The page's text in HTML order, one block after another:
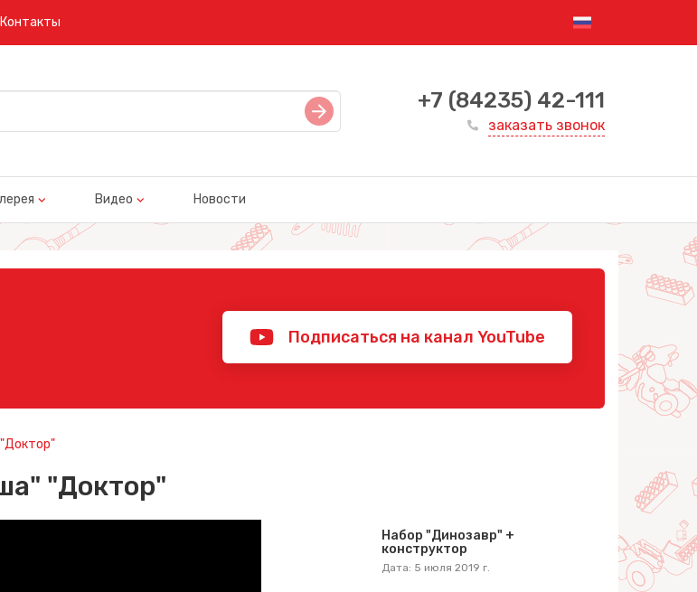
Контакты
+7 (84235) 42-111
заказать звонок
Видео Новости
Подписаться на канал YouTube
"Доктор"
Набор "Динозавр" +
конструктор
Дата: 5 июля 2019 г.